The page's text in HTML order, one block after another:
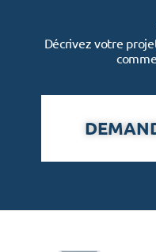
Décrivez votre